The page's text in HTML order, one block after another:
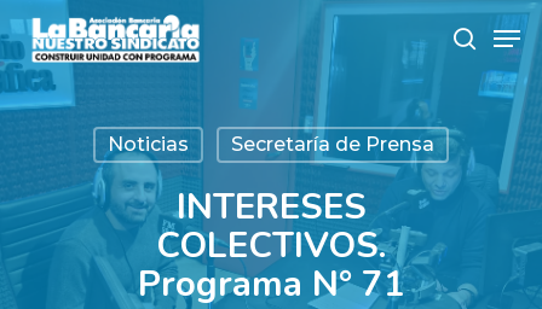
to
main
content
search
Noticias Secretaría de Prensa
INTERESES
COLECTIVOS.
Programa N° 71